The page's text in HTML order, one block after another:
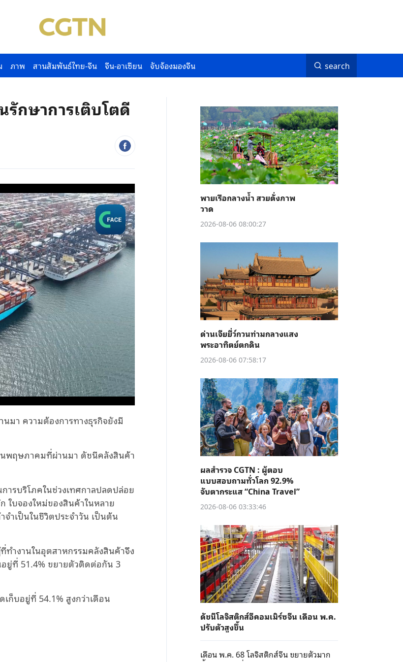
ภาพ สานสัมพันธ์ไทย-จีน จีน-อาเซียน จับจ้องมองจีน search
กษาการเติบโตดี
มา ความต้องการทางธุรกิจยังมี
พฤษภาคมที่ผ่านมา ดัชนีคลังสินค้า
ารบริโภคในช่วงเทศกาลปลดปล่อย
ใบจองใหม่ของสินค้าในหลาย
จำเป็นในชีวิตประจำวัน เป็นต้น
ทำงานในอุตสาหกรรมคลังสินค้าจึง
ยู่ที่ 51.4% ขยายตัวติดต่อกัน 3
ก็บอยู่ที่ 54.1% สูงกว่าเดือน
พายเรือกลางน้ำ สวยดั่งภาพ
วาด
2026-08-06 08:00:27
ด่านเจียยี่ว์กวนท่ามกลางแสง
พระอาทิตย์ตกดิน
2026-08-06 07:58:17
ผลสำรวจ CGTN : ผู้ตอบ
แบบสอบถามทั่วโลก 92.9%
จับตากระแส “China Travel”
2026-08-06 03:33:46
ดัชนีโลจิสติกส์อีคอมเมิร์ซจีน เดือน พ.ค.
ปรับตัวสูงขึ้น
เดือน พ.ค. 68 โลจิสติกส์จีน ขยายตัวมาก